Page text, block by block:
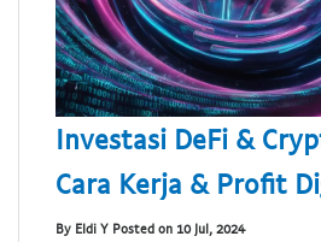
Investasi DeFi &
Cara Kerja & Profit
By Eldi Y Posted on 10 Jul, 2024